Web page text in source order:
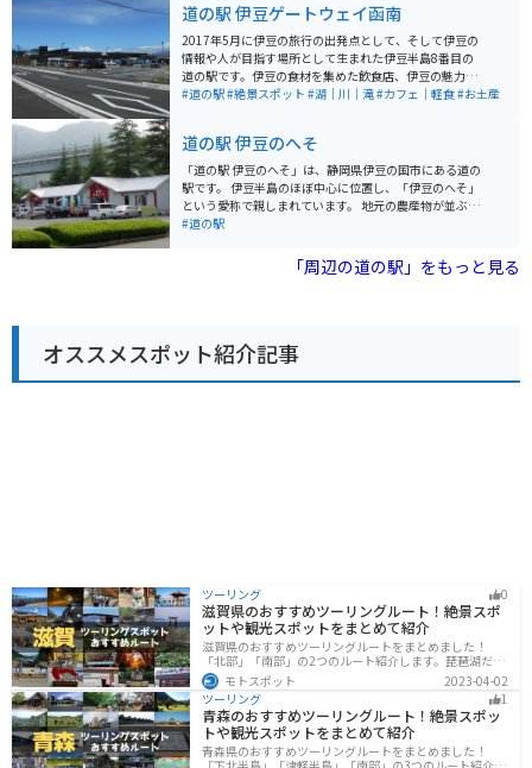
シのある麺と、地元産の野菜やキノコをたっぷり使った
温かい一品です。 バイクで訪れる際は、駐車場からの眺
めが最高なので、ぜひ愛車を停めて絶景を楽しんでくだ
さい。また、周辺にはワインディングロードが続くた
め、ツーリングスポットとしてもおすすめです。 【その
道の駅 伊豆ゲートウェイ函南
2017年5月に伊豆の旅行の出発点として、そして伊豆の
情報や人が目指す場所として生まれた伊豆半島8番目の
道の駅です。伊豆の食材を集めた飲食店、伊豆の魅力を
感じさせる物販店、そして情報を発信する案内所、さら
っしり詰まった施設が集まっています。
#道の駅#絶景スポット #湖｜川｜滝#カフェ｜軽食#お土産
道の駅 伊豆のへそ
「道の駅 伊豆のへそ」は、静岡県伊豆の国市にある道の
駅です。 伊豆半島のほぼ中心に位置し、「伊豆のへそ」
という愛称で親しまれています。 地元の農産物が並ぶ直
売所や、伊豆の食材を使った料理が楽しめるレストラ
らっくす」も併設しており、旅の疲れを癒すことができ
ている旧韮山代官屋敷など、歴史的な観光スポットも点
在しています。 伊豆半島の中心に位置しているので、観
光の拠点としても便利です。
#道の駅
「周辺の道の駅」をもっと見る
オススメスポット紹介記事
ツーリング 0
滋賀県のおすすめツーリングルート！絶景スポ
ットや観光スポットをまとめて紹介
滋賀県のおすすめツーリングルートをまとめました！
「北部」「南部」の2つのルート紹介します。琵琶湖だけ
でなく、比叡山ドライブウェイなどの山を楽しめるスポ
ットも多数あります。バイクで滋賀県にツーリングに行
く際は参考にしてください。
モトスポット
2023-04-02
ツーリング
1
青森のおすすめツーリングルート！絶景スポッ
トや観光スポットをまとめて紹介
青森県のおすすめツーリングルートをまとめました！